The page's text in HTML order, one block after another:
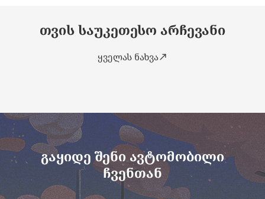
თვის საუკეთესო არჩევანი
ყველას ნახვა
გაყიდე შენი ავტომობილი
ჩვენთან